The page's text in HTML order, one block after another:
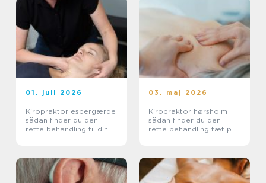
01. juli 2026
Kiropraktor espergærde
sådan finder du den
rette behandling til dine
03. maj 2026
Kiropraktor hørsholm
sådan finder du den
rette behandling tæt på